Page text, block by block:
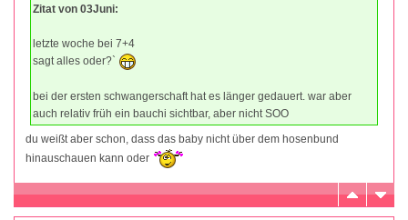
Zitat von 03Juni:
letzte woche bei 7+4
sagt alles oder?`
bei der ersten schwangerschaft hat es länger gedauert. war aber
auch relativ früh ein bauchi sichtbar, aber nicht SOO
du weißt aber schon, dass das baby nicht über dem hosenbund
hinauschauen kann oder